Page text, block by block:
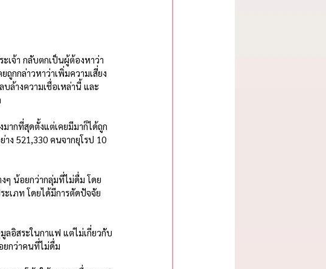
เจ้า กลับตกเป็นผู้ต้องหาว่า
กกล่าวหาว่าเพิ่มความเสี่ยง
ล้างความเชื่อเหล่านี้ และ
ากที่สุดตั้งแต่เคยมีมาก็ได้ถูก
ง 521,330 คนจากยุโรป 10
ๆ น้อยกว่ากลุ่มที่ไม่ดื่ม โดย
ะเภท โดยได้มีการตัดปัจจัย
อิสระในกาแฟ แต่ไม่เกี่ยวกับ
ยกว่าคนที่ไม่ดื่ม